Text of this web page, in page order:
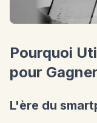
Pourquoi
pour
L'ère du